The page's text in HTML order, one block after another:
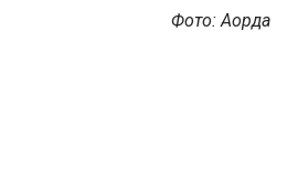
Фото: Ақорда